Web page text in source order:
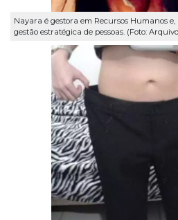
Nayara é gestora em Recursos Humanos
gestão estratégica de pessoas. (Foto: